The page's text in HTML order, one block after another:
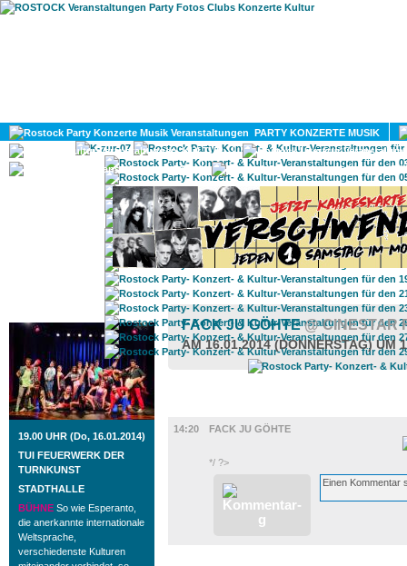
PARTY KONZERTE MUSIK
KULTUR
GAY
ROSTOCK TAGESTIPP
19.00 UHR (Do, 16.01.2014)
TUI FEUERWERK DER
TURNKUNST
STADTHALLE
BÜHNE So wie Esperanto,
die anerkannte internationale
Weltsprache,
verschiedenste Kulturen
FACK JU GÖHTE@ CINESTAR
AM 16.01.2014 (DONNERSTAG) UM
14:20
FACK JU GÖHTE
*/ ?>